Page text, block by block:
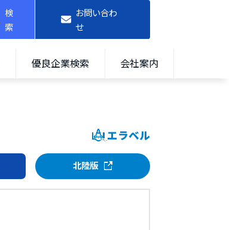
検
索
お問い合わ
せ
優良企業検索 会社案内
エラベル
北陸版